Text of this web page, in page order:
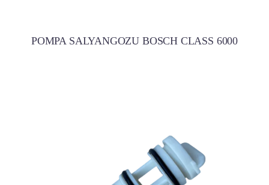
POMPA SALYANGOZU BOSCH CLASS 6000